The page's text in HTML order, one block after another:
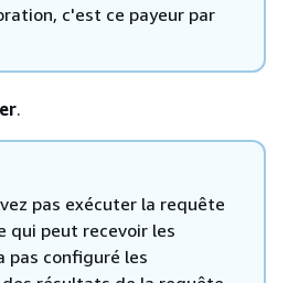
c'est ce payeur par
.
pas exécuter la requête
qui peut recevoir les
pas configuré les